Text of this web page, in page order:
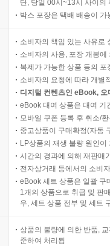
단, 당일 00시~13시 사이의
박스 포장은 택배 배송이
소비자의 책임 있는 사유로
소비자의 사용, 포장 개봉
복제가 가능한 상품 등의
소비자의 요청에 따라 개별
디지털 컨텐츠인 eBook,
eBook 대여 상품은 대여 기
모바일 쿠폰 등록 후 취소/
중고상품이 구매확정(자동
LP상품의 재생 불량 원인
시간의 경과에 의해 재판매
전자상거래 등에서의 소비
eBook 세트 상품은 일괄 구
1개의 상품으로 취급 및 판
우, 세트 상품 전부 및 세트
상품의 불량에 의한 반품,
준하여 처리됨